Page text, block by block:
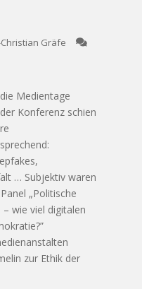
Gräfe
Medientage
Konferenz schien
… Subjektiv waren
„Politische
wie viel digitalen
zur Ethik der